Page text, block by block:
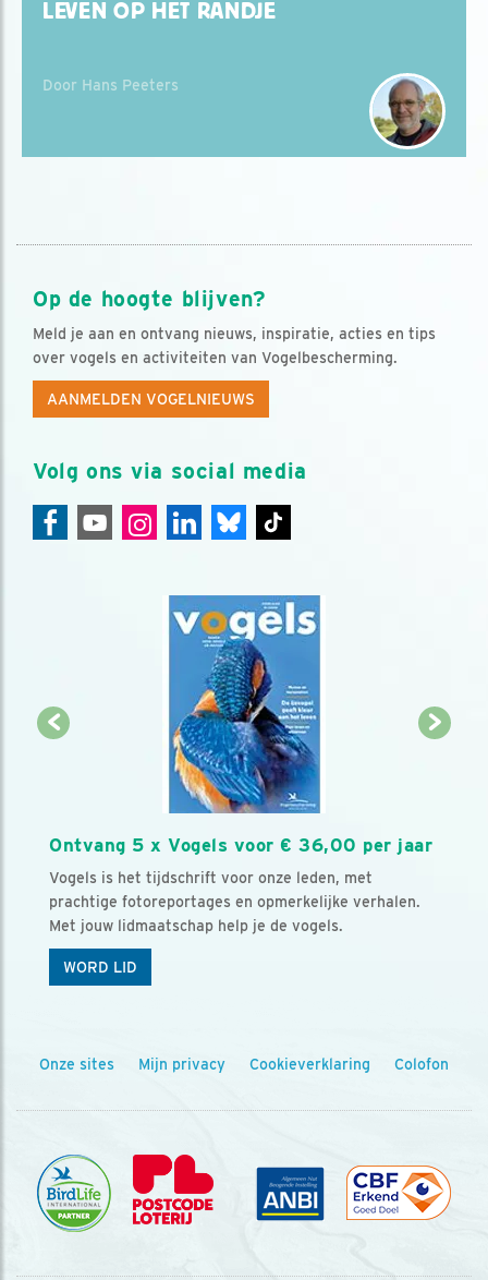
LEVEN OP HET RANDJE
Door Hans Peeters
Op de hoogte blijven?
Meld je aan en ontvang nieuws, inspiratie, acties en tips
over vogels en activiteiten van Vogelbescherming.
AANMELDEN VOGELNIEUWS
Volg ons via social media
Ontvang 5 x Vogels voor € 36,00 per jaar
Vogels is het tijdschrift voor onze leden, met
prachtige fotoreportages en opmerkelijke verhalen.
Met jouw lidmaatschap help je de vogels.
WORD LID
Onze sites Mijn privacy Cookieverklaring Colofon